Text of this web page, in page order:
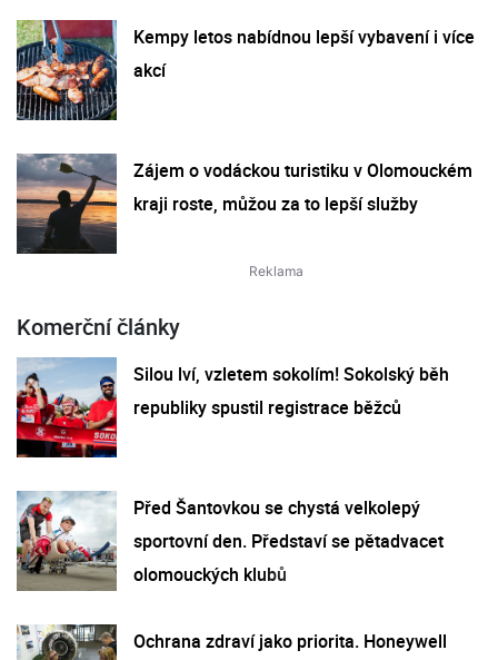
Kempy letos nabídnou lepší vybavení i více
akcí
Zájem o vodáckou turistiku v Olomouckém
kraji roste, můžou za to lepší služby
Komerční články
Silou lví, vzletem sokolím! Sokolský běh
republiky spustil registrace běžců
Před Šantovkou se chystá velkolepý
sportovní den. Představí se pětadvacet
olomouckých klubů
Ochrana zdraví jako priorita. Honeywell